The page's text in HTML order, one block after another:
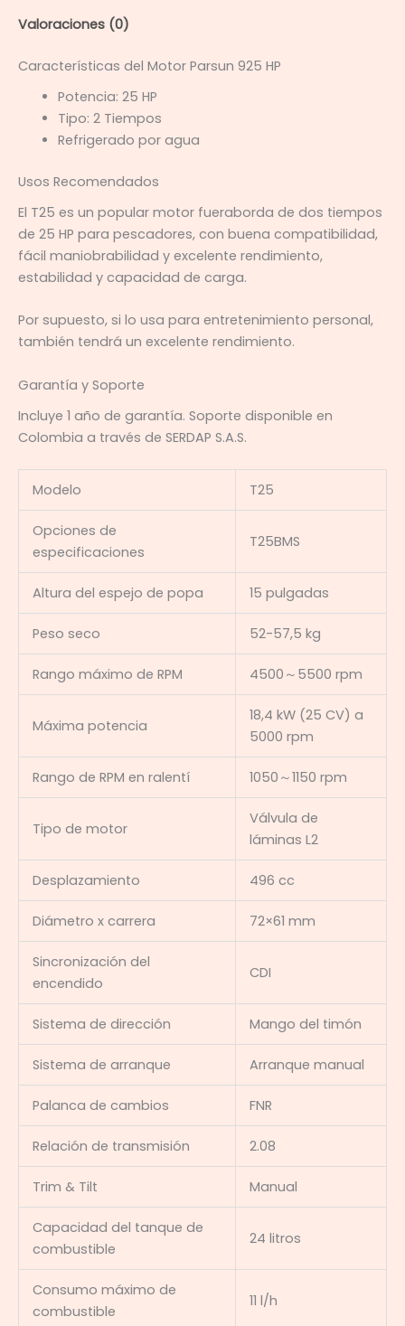
Valoraciones (0)
Características del Motor Parsun 925 HP
Potencia: 25 HP
Tipo: 2 Tiempos
Refrigerado por agua
Usos Recomendados
El T25 es un popular motor fueraborda de dos tiempos
de 25 HP para pescadores, con buena compatibilidad,
fácil maniobrabilidad y excelente rendimiento,
estabilidad y capacidad de carga.
Por supuesto, si lo usa para entretenimiento personal,
también tendrá un excelente rendimiento.
Garantía y Soporte
Incluye 1 año de garantía. Soporte disponible en
Colombia a través de SERDAP S.A.S.
Modelo T25
Opciones de
especificaciones
T25BMS
Altura del espejo de popa 15 pulgadas
Peso seco 52-57,5 kg
Rango máximo de RPM 4500～5500 rpm
Máxima potencia
18,4 kW (25 CV) a
5000 rpm
Rango de RPM en ralentí 1050～1150 rpm
Tipo de motor
Válvula de
láminas L2
Desplazamiento 496 cc
Diámetro x carrera 72×61 mm
Sincronización del
encendido
CDI
Sistema de dirección Mango del timón
Sistema de arranque Arranque manual
Palanca de cambios FNR
Relación de transmisión 2.08
Trim & Tilt Manual
Capacidad del tanque de
combustible
24 litros
Consumo máximo de
combustible
11 l/h